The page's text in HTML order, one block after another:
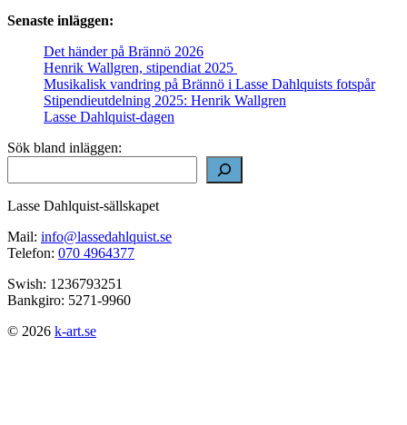
inlägg
Senaste inläggen:
Det händer på Brännö 2026
Henrik Wallgren, stipendiat 2025
Musikalisk vandring på Brännö i Lasse Dahlquists fotspår
Stipendieutdelning 2025: Henrik Wallgren
Lasse Dahlquist-dagen
Sök bland inläggen:
Lasse Dahlquist-sällskapet
Mail: info@lassedahlquist.se
Telefon: 070 4964377
Swish: 1236793251
Bankgiro: 5271-9960
© 2026 k-art.se